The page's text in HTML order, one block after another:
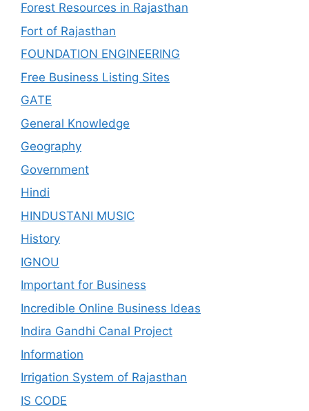
Forest Resources in Rajasthan
Fort of Rajasthan
FOUNDATION ENGINEERING
Free Business Listing Sites
GATE
General Knowledge
Geography
Government
Hindi
HINDUSTANI MUSIC
History
IGNOU
Important for Business
Incredible Online Business Ideas
Indira Gandhi Canal Project
Information
Irrigation System of Rajasthan
IS CODE